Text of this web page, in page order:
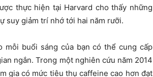
thực hiện tại Harvard cho thấy những
suy giảm trí nhớ tới hai năm rưỡi.
buổi sáng của bạn có thể cung cấp
ngắn. Trong một nghiên cứu năm 2014
gia có mức tiêu thụ caffeine cao hơn đạt